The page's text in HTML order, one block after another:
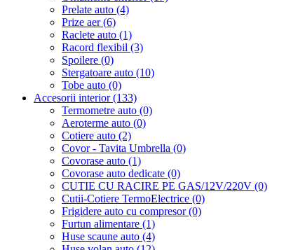
Prelate auto (4)
Prize aer (6)
Raclete auto (1)
Racord flexibil (3)
Spoilere (0)
Stergatoare auto (10)
Tobe auto (0)
Accesorii interior (133)
Termometre auto (0)
Aeroterme auto (0)
Cotiere auto (2)
Covor - Tavita Umbrella (0)
Covorase auto (1)
Covorase auto dedicate (0)
CUTIE CU RACIRE PE GAS/12V/220V (0)
Cutii-Cotiere TermoElectrice (0)
Frigidere auto cu compresor (0)
Furtun alimentare (1)
Huse scaune auto (4)